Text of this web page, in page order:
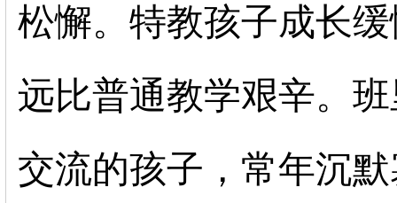
松懈。特教孩子成长
远比普通教学艰辛。
交流的孩子，常年沉